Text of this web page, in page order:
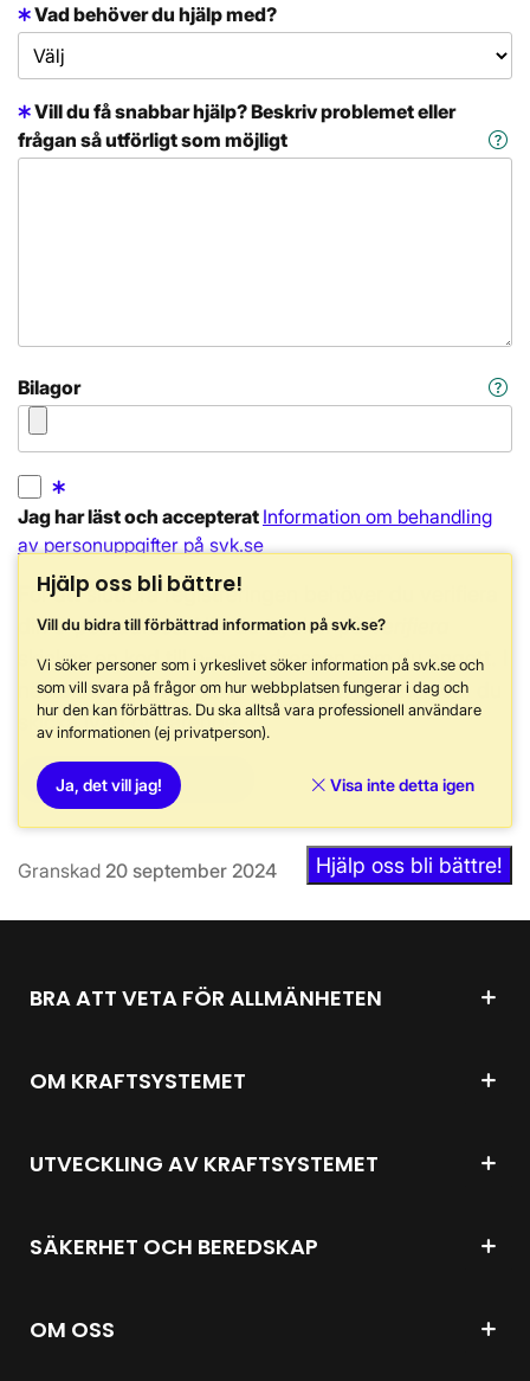
Vad behöver du hjälp med?
Vill du få snabbar hjälp? Beskriv problemet eller
frågan så utförligt som möjligt
Bilagor
Jag har läst och accepterat Information om behandling
av personuppgifter på svk.se
För att slutföra registreringen behöver du verifiera
din e-postadress. När du trycker påVerifiera
skickas en kod till e-postadressen som du angett. I
nästa steg skriver du in koden och därefter kan du
skicka iväg ditt ärende.
Verifiera
Granskad 20 september 2024
Hjälp oss bli bättre!
Vill du bidra till förbättrad information på svk.se?
Vi söker personer som i yrkeslivet söker information på svk.se och
som vill svara på frågor om hur webbplatsen fungerar i dag och
hur den kan förbättras. Du ska alltså vara professionell användare
av informationen (ej privatperson).
Ja, det vill jag! Visa inte detta igen
Hjälp oss bli bättre!
BRA ATT VETA FÖR ALLMÄNHETEN
OM KRAFTSYSTEMET
UTVECKLING AV KRAFTSYSTEMET
SÄKERHET OCH BEREDSKAP
OM OSS